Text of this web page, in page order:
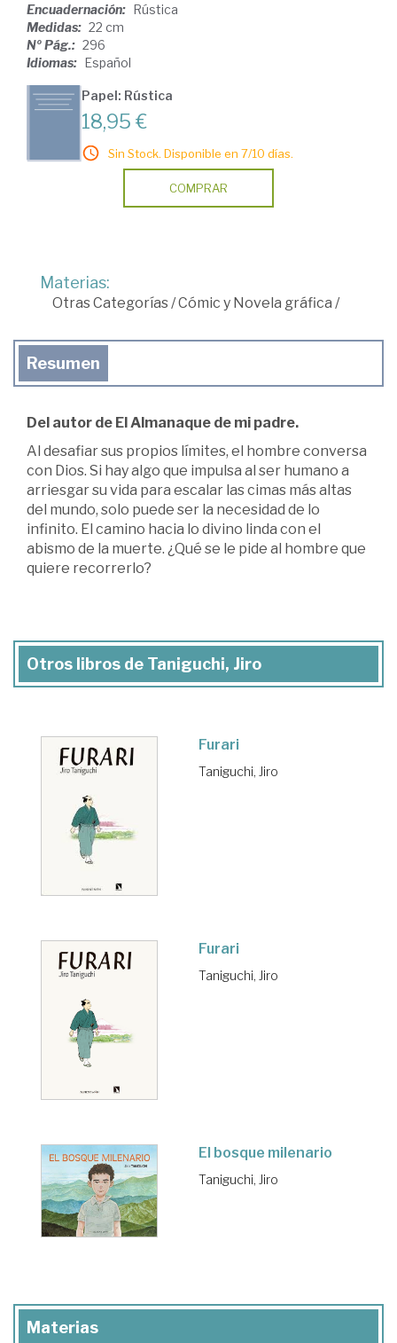
Encuadernación: Rústica
Medidas: 22 cm
Nº Pág.: 296
Idiomas: Español
Papel: Rústica
18,95 €
Sin Stock. Disponible en 7/10 días.
COMPRAR
Materias:
Otras Categorías /Cómic y Novela gráfica /
Resumen
Del autor de El Almanaque de mi padre.
Al desafiar sus propios límites, el hombre conversa
con Dios. Si hay algo que impulsa al ser humano a
arriesgar su vida para escalar las cimas más altas
del mundo, solo puede ser la necesidad de lo
infinito. El camino hacia lo divino linda con el
abismo de la muerte. ¿Qué se le pide al hombre que
quiere recorrerlo?
Otros libros de Taniguchi, Jiro
Furari
Taniguchi, Jiro
Furari
Taniguchi, Jiro
El bosque milenario
Taniguchi, Jiro
Materias